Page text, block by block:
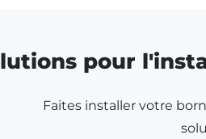
pour
Faites installer votre